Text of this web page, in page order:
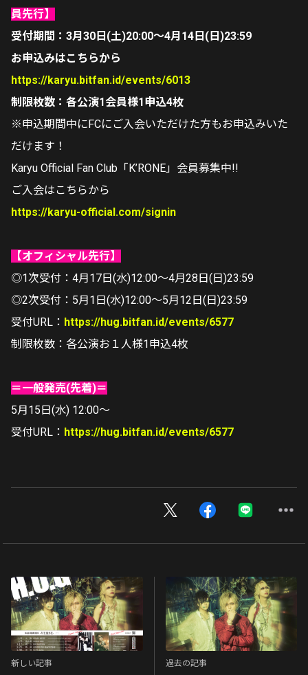
員先行】
受付期間：3月30日(土)20:00～4月14日(日)23:59
お申込みはこちらから
https://karyu.bitfan.id/events/6013
制限枚数：各公演1会員様1申込4枚
※申込期間中にFCにご入会いただけた方もお申込みいた
だけます！
Karyu Official Fan Club「K’RONE」会員募集中!!
ご入会はこちらから
https://karyu-official.com/signin
【オフィシャル先行】
◎1次受付：4月17日(水)12:00～4月28日(日)23:59
◎2次受付：5月1日(水)12:00～5月12日(日)23:59
受付URL： https://hug.bitfan.id/events/6577
制限枚数：各公演お１人様1申込4枚
＝一般発売(先着)＝
5月15日(水) 12:00〜
受付URL： https://hug.bitfan.id/events/6577
新しい記事 過去の記事